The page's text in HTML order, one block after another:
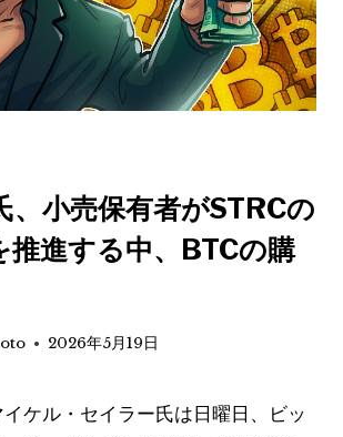
、小売保有者がSTRCの
推進する中、BTCの購
2026年5月19日
ケル・セイラー氏は日曜日、ビッ